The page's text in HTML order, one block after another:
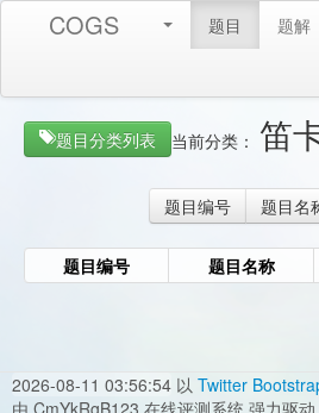
COGS 题目 题解
题目分类列表 当前分类： 笛
题目编号
题目名
题目编号 题目名称
2026-08-11 03:56:54 以 Twitter
由 CmYkRgB123 在线评测系统 强力驱